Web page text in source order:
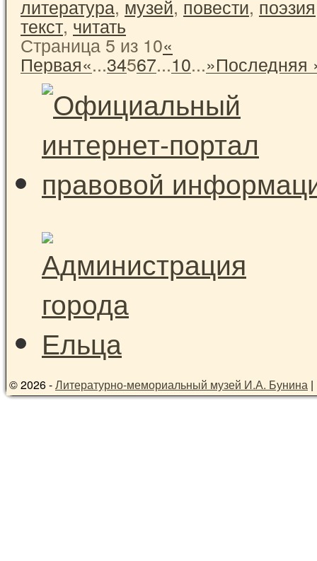
литература,музей,повести,поэзия
текст,читать
Страница 5 из 10«
Первая«...34567...10...»Последняя
© 2026 -Литературно-мемориальный музей И.А. Бунина |